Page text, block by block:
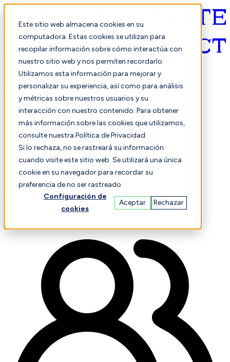
Este sitio web almacena cookies en su
computadora. Estas cookies se utilizan para
recopilar información sobre cómo interactúa con
nuestro sitio web y nos permiten recordarlo.
Utilizamos esta información para mejorar y
personalizar su experiencia, así como para análisis
y métricas sobre nuestros usuarios y su
interacción con nuestro contenido. Para obtener
más información sobre las cookies que utilizamos,
consulte nuestra Política de Privacidad.
Si lo rechaza, no se rastreará su información
cuando visite este sitio web. Se utilizará una única
cookie en su navegador para recordar su
preferencia de no ser rastreado.
Configuración de
cookies
Aceptar Rechazar
Español
Finanzas Actuación